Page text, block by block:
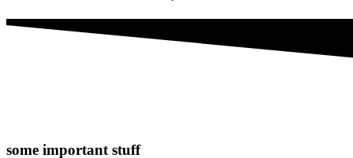
some important stuff